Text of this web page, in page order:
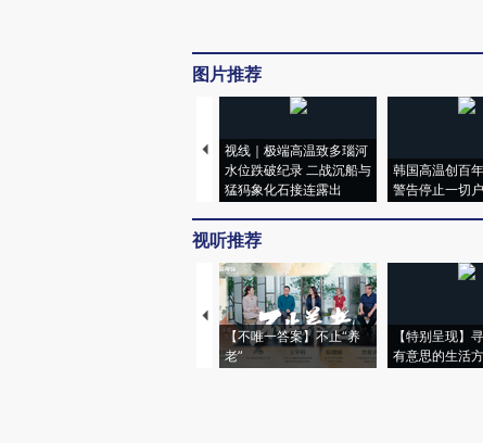
图片推荐
视线｜极端高温致多瑙河
水位跌破纪录 二战沉船与
猛犸象化石接连露出
韩国高温创百
警告停止一切
视听推荐
【不唯一答案】不止“养
老”
【特别呈现】
有意思的生活